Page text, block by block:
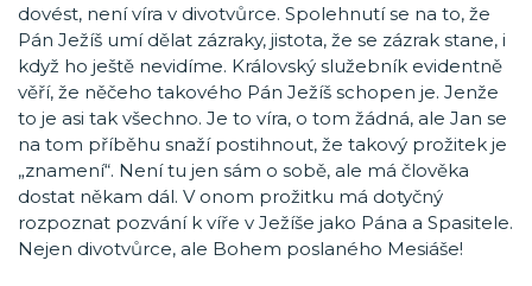
dovést, není víra v divotvůrce. Spolehnutí se na to, že
Pán Ježíš umí dělat zázraky, jistota, že se zázrak stane, i
když ho ještě nevidíme. Královský služebník evidentně
věří, že něčeho takového Pán Ježíš schopen je. Jenže
to je asi tak všechno. Je to víra, o tom žádná, ale Jan se
na tom příběhu snaží postihnout, že takový prožitek je
„znamení“. Není tu jen sám o sobě, ale má člověka
dostat někam dál. V onom prožitku má dotyčný
rozpoznat pozvání k víře v Ježíše jako Pána a Spasitele.
Nejen divotvůrce, ale Bohem poslaného Mesiáše!